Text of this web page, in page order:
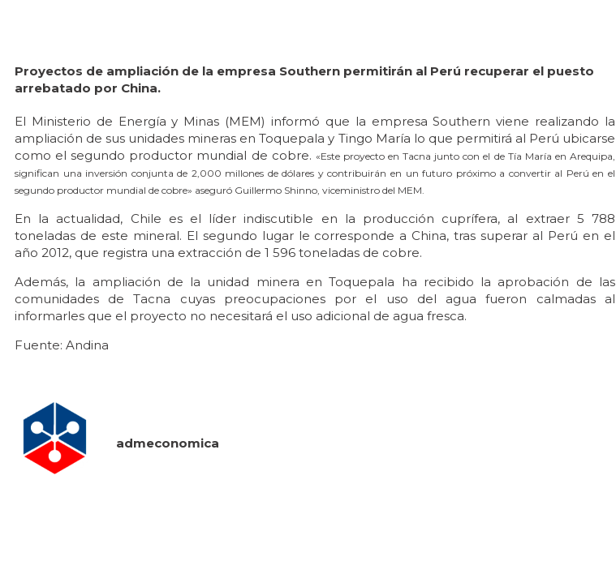
Proyectos de ampliación de la empresa Southern permitirán al Perú recuperar el puesto
arrebatado por China.
El Ministerio de Energía y Minas (MEM) informó que la empresa Southern viene realizando la
ampliación de sus unidades mineras en Toquepala y Tingo María lo que permitirá al Perú ubicarse
como el segundo productor mundial de cobre. «Este proyecto en Tacna junto con el de Tía María en Arequipa,
significan una inversión conjunta de 2,000 millones de dólares y contribuirán en un futuro próximo a convertir al Perú en el
segundo productor mundial de cobre» aseguró Guillermo Shinno, viceministro del MEM.
En la actualidad, Chile es el líder indiscutible en la producción cuprífera, al extraer 5 788
toneladas de este mineral. El segundo lugar le corresponde a China, tras superar al Perú en el
año 2012, que registra una extracción de 1 596 toneladas de cobre.
Además, la ampliación de la unidad minera en Toquepala ha recibido la aprobación de las
comunidades de Tacna cuyas preocupaciones por el uso del agua fueron calmadas al
informarles que el proyecto no necesitará el uso adicional de agua fresca.
Fuente: Andina
admeconomica